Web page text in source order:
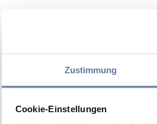
Zustimmung
Cookie-Einstellungen